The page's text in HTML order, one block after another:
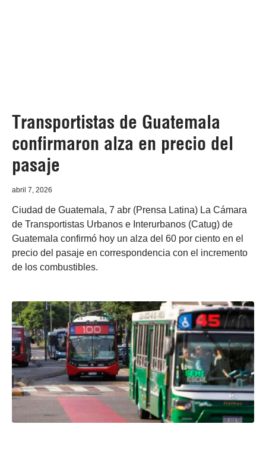
Transportistas de Guatemala
confirmaron alza en precio del
pasaje
abril 7, 2026
Ciudad de Guatemala, 7 abr (Prensa Latina) La Cámara
de Transportistas Urbanos e Interurbanos (Catug) de
Guatemala confirmó hoy un alza del 60 por ciento en el
precio del pasaje en correspondencia con el incremento
de los combustibles.